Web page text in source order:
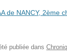
de NANCY, 2ème
publiée dans